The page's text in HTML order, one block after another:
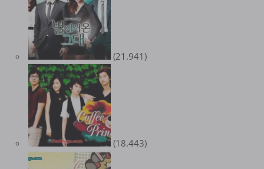
(21.941)
(18.443)